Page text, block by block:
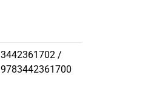
3442361702 /
9783442361700